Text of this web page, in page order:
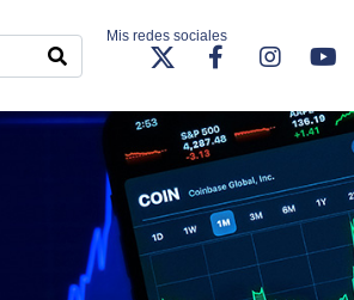
Mis redes sociales